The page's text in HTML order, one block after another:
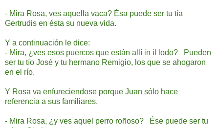
- Mira Rosa, ves aquella vaca? Ésa puede ser tu tía
Gertrudis en ésta su nueva vida.
Y a continuación le dice:
- Mira, ¿ves esos puercos que están allí in il lodo? Pueden
ser tu tío José y tu hermano Remigio, los que se ahogaron
en el río.
Y Rosa va enfureciendose porque Juan sólo hace
referencia a sus familiares.
- Mira Rosa, ¿y ves aquel perro roñoso? Ése puede ser tu